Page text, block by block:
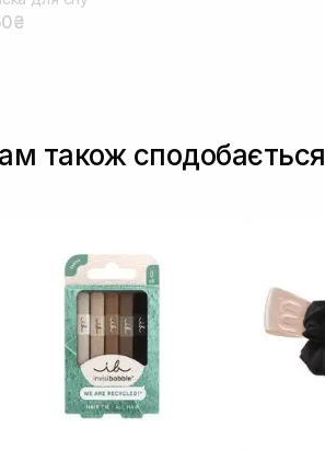
також сподобається